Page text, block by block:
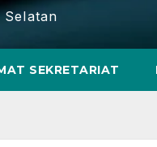
Selatan
SEKRETARIAT